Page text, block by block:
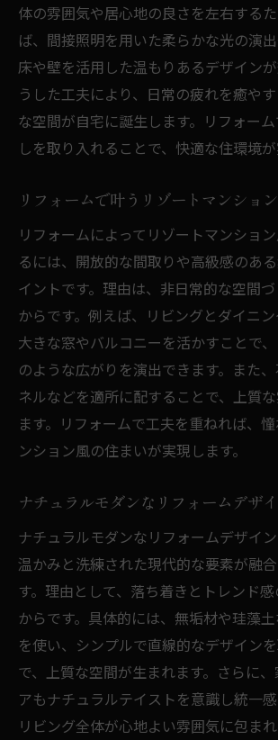
体の雰囲気や居心地の良さを左右する
ば、間接照明を用いた柔らかな光の演
床や壁を活用した温もりあるデザイン
うした工夫により、日常の疲れを癒や
な空間が自宅に誕生します。リフォー
しを取り入れることで、快適な住環境が
リフォームで叶うリゾートマンショ
リフォームによってリゾートマンショ
るには、開放的な間取りや高級感のあ
イントです。理由は、非日常的な空間
からです。例えば、リビングとダイニン
大きな窓やバルコニーを活かすことで
のような広がりを演出できます。また
ネルなどを適所に配することで、上質
ます。リフォームで工夫を重ねれば、
ンション風の住まいが実現します。
ナチュラルモダンなリフォームデザ
ナチュラルモダンなリフォームデザイ
温かみと洗練された現代的な要素が融
す。理由として、落ち着きとトレンド
からです。具体的には、無垢材や珪藻
を使い、シンプルで直線的なデザイン
で、上質な空間が生まれます。さらに
アもナチュラルテイストを意識し統一感
リビング全体が心地よい雰囲気に包ま